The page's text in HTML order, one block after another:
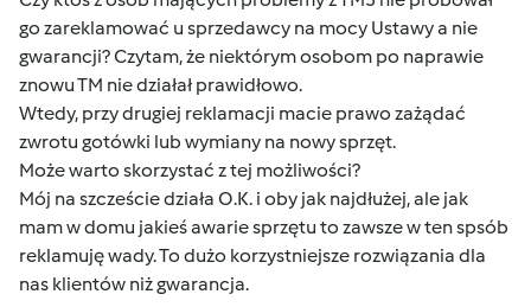
go zareklamować u sprzedawcy na mocy Ustawy a nie
gwarancji? Czytam, że niektórym osobom po naprawie
znowu TM nie działał prawidłowo.
Wtedy, przy drugiej reklamacji macie prawo zażądać
zwrotu gotówki lub wymiany na nowy sprzęt.
Może warto skorzystać z tej możliwości?
Mój na szczeście działa O.K. i oby jak najdłużej, ale jak
mam w domu jakieś awarie sprzętu to zawsze w ten spsób
reklamuję wady. To dużo korzystniejsze rozwiązania dla
nas klientów niż gwarancja.